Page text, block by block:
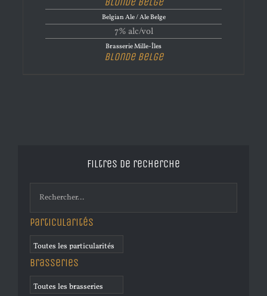
Belgian Ale / Ale Belge
7% alc/vol
Brasserie Mille-Îles
Blonde Belge
Filtres de recherche
Particularités
Brasseries